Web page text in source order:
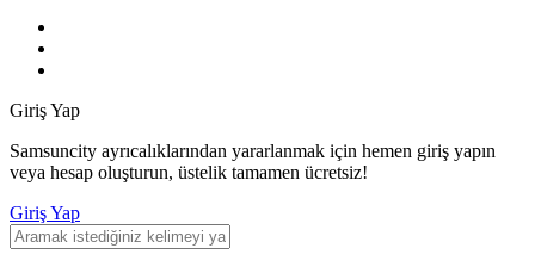
Giriş Yap
Samsuncity ayrıcalıklarından yararlanmak için hemen giriş yapın
veya hesap oluşturun, üstelik tamamen ücretsiz!
Giriş Yap